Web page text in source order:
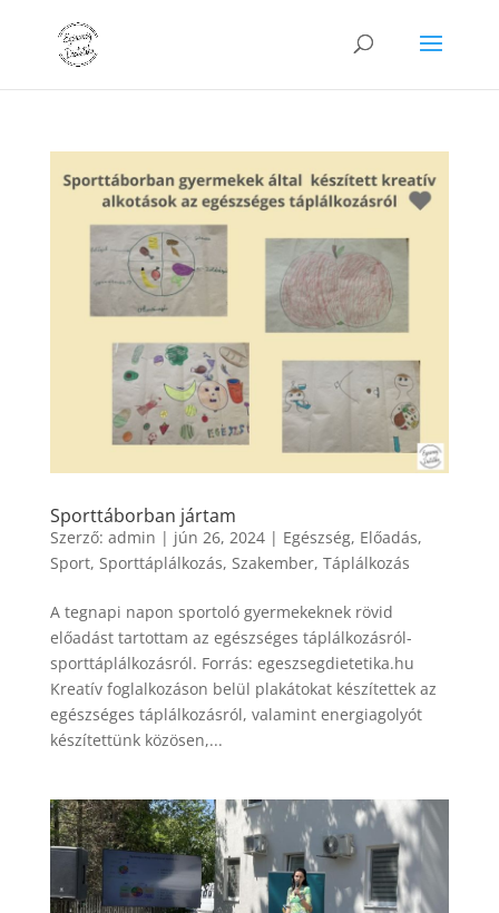
Sporttáborban jártam
Szerző: admin | jún 26, 2024| Egészség, Előadás,
Sport, Sporttáplálkozás, Szakember, Táplálkozás
A tegnapi napon sportoló gyermekeknek rövid
előadást tartottam az egészséges táplálkozásról-
sporttáplálkozásról. Forrás: egeszsegdietetika.hu
Kreatív foglalkozáson belül plakátokat készítettek az
egészséges táplálkozásról, valamint energiagolyót
készítettünk közösen,...